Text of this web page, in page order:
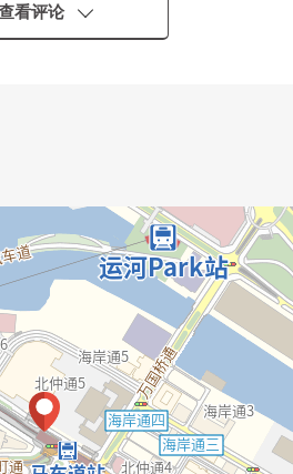
的地板暖气
且雨天的洗衣也放心
"马车道"车站步行1分钟
的Mansion
/5楼、和睦/5楼)
重Atelier·派对客厅·派对餐厅(5楼)
屋顶)
停车场(地下1楼)
看评论